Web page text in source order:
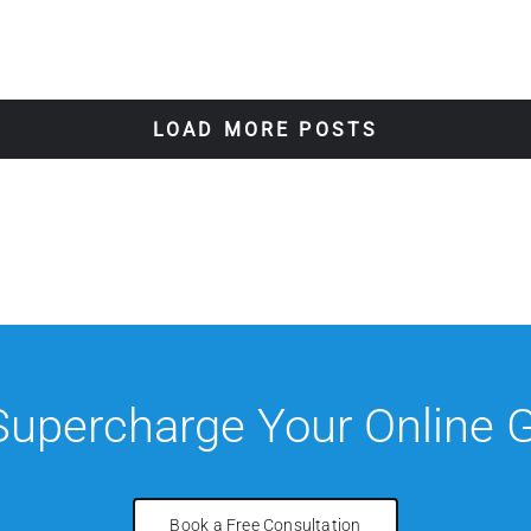
LOAD MORE POSTS
Your Online
Book a Free Consultation